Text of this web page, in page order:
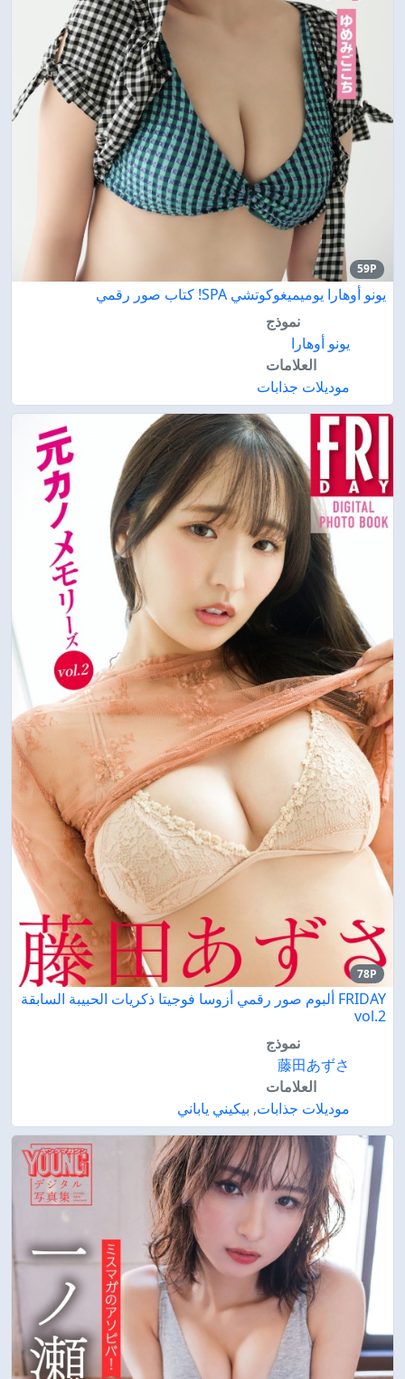
59P
يونو أوهارا يوميميغوكوتشي SPA! كتاب صور رقمي
نموذج
يونو أوهارا
العلامات
موديلات جذابات
78P
FRIDAY ألبوم صور رقمي أزوسا فوجيتا ذكريات الحبيبة السابقة
vol.2
نموذج
藤田あずさ
العلامات
موديلات جذابات, بيكيني ياباني